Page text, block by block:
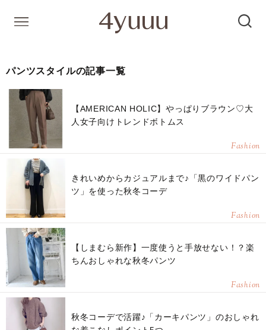
パンツスタイルの記事一覧
【AMERICAN HOLIC】やっぱりブラウン♡大
人女子向けトレンドボトムス
Fashion
きれいめからカジュアルまで♪「黒のワイドパン
ツ」を使った秋冬コーデ
Fashion
【しまむら新作】一度使うと手放せない！？楽
ちんおしゃれな秋冬パンツ
Fashion
秋冬コーデで活躍♪「カーキパンツ」のおしゃれ